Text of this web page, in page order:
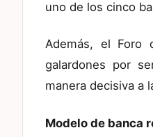
uno de los cinco
Además, el Foro
galardones por
manera decisiva a
Modelo de banca